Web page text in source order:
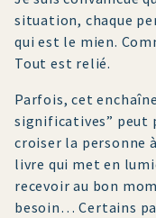
situation, chaque
qui est le mien.
Tout est relié.
Parfois, cet
significatives” peut
croiser la personne
livre qui met en
recevoir au bon
besoin… Certains